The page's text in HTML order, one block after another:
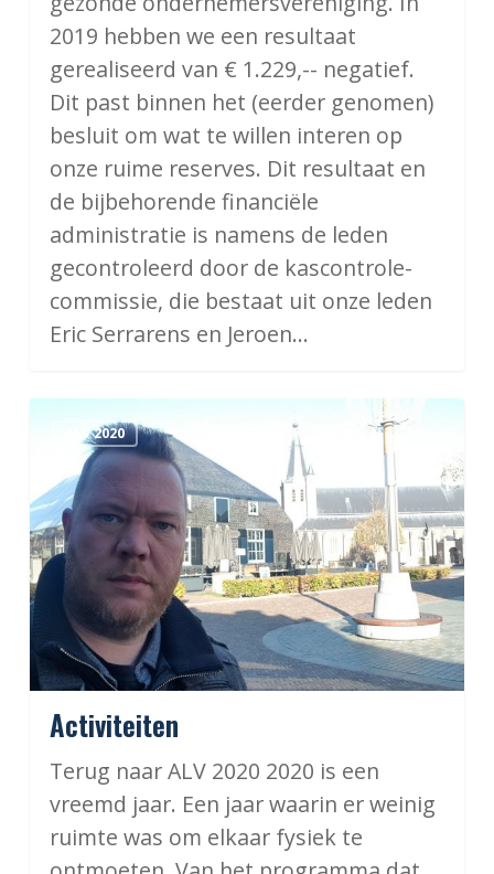
2019 hebben we een resultaat
gerealiseerd van € 1.229,-- negatief.
Dit past binnen het (eerder genomen)
besluit om wat te willen interen op
onze ruime reserves. Dit resultaat en
de bijbehorende financiële
administratie is namens de leden
gecontroleerd door de kascontrole-
commissie, die bestaat uit onze leden
Eric Serrarens en Jeroen…
Activiteiten
ALV 2020
Activiteiten
Terug naar ALV 2020 2020 is een
vreemd jaar. Een jaar waarin er weinig
ruimte was om elkaar fysiek te